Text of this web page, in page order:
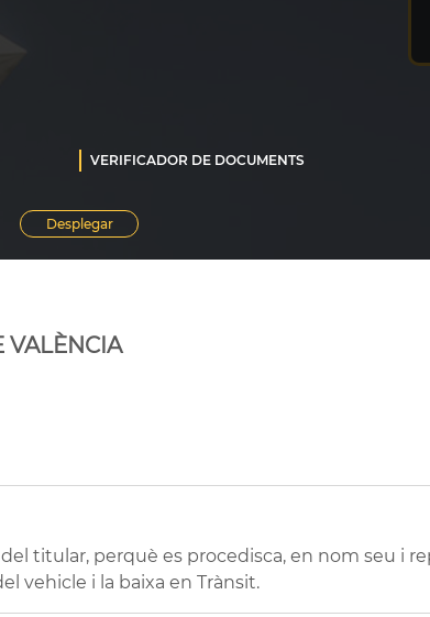
VALÈNCIA
titular, perquè es procedisca, en nom seu i
vehicle i la baixa en Trànsit.